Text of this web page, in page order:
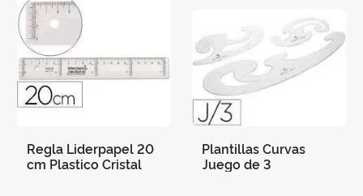
Regla Liderpapel 20
cm Plastico Cristal
Plantillas Curvas
Juego de 3